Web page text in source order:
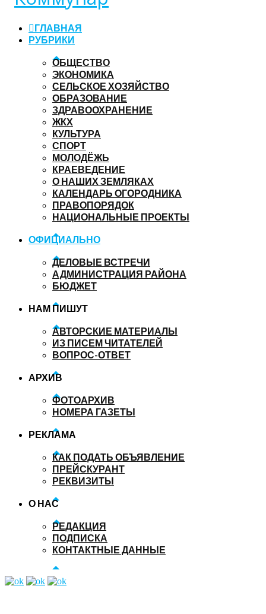
ГЛАВНАЯ
РУБРИКИ
ОБЩЕСТВО
ЭКОНОМИКА
СЕЛЬСКОЕ ХОЗЯЙСТВО
ОБРАЗОВАНИЕ
ЗДРАВООХРАНЕНИЕ
ЖКХ
КУЛЬТУРА
СПОРТ
МОЛОДЁЖЬ
КРАЕВЕДЕНИЕ
О НАШИХ ЗЕМЛЯКАХ
КАЛЕНДАРЬ ОГОРОДНИКА
ПРАВОПОРЯДОК
НАЦИОНАЛЬНЫЕ ПРОЕКТЫ
ОФИЦИАЛЬНО
ДЕЛОВЫЕ ВСТРЕЧИ
АДМИНИСТРАЦИЯ РАЙОНА
БЮДЖЕТ
НАМ ПИШУТ
АВТОРСКИЕ МАТЕРИАЛЫ
ИЗ ПИСЕМ ЧИТАТЕЛЕЙ
ВОПРОС-ОТВЕТ
АРХИВ
ФОТОАРХИВ
НОМЕРА ГАЗЕТЫ
РЕКЛАМА
КАК ПОДАТЬ ОБЪЯВЛЕНИЕ
ПРЕЙСКУРАНТ
РЕКВИЗИТЫ
О НАС
РЕДАКЦИЯ
ПОДПИСКА
КОНТАКТНЫЕ ДАННЫЕ